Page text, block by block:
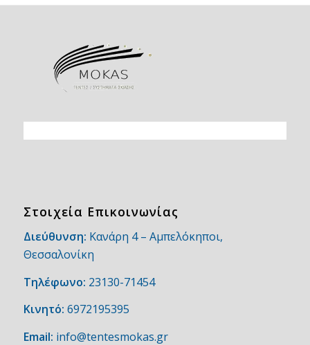
Στοιχεία Επικοινωνίας
Διεύθυνση: Κανάρη 4 – Αμπελόκηποι,
Θεσσαλονίκη
Τηλέφωνο: 23130-71454
Κινητό: 6972195395
Email: info@tentesmokas.gr